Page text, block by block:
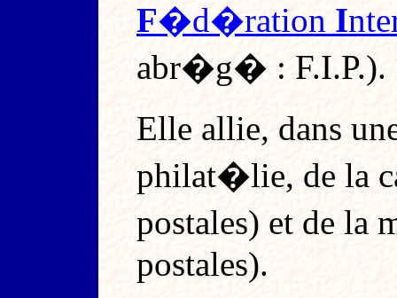
F�d�ration I
abr�g� : F.I.P.).
Elle allie, dans
philat�lie, de la
postales) et de la
postales).